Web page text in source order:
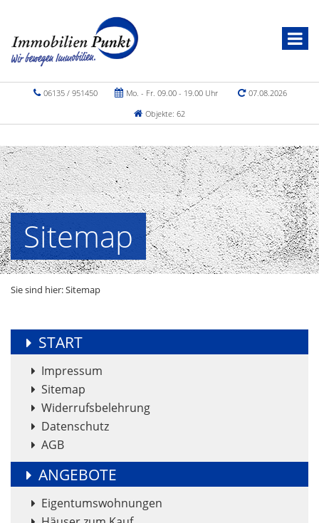
06135 / 951450 Mo. - Fr. 09.00 - 19.00 Uhr
07.08.2026
Objekte: 62
Sitemap
Sie sind hier:Sitemap
START
Impressum
Sitemap
Widerrufsbelehrung
Datenschutz
AGB
ANGEBOTE
Eigentumswohnungen